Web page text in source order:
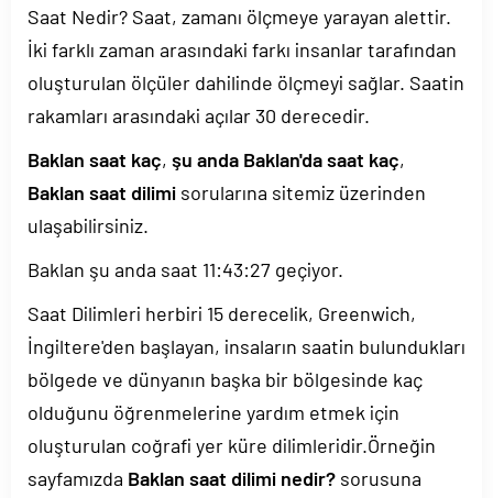
Saat Nedir? Saat, zamanı ölçmeye yarayan alettir.
İki farklı zaman arasındaki farkı insanlar tarafından
oluşturulan ölçüler dahilinde ölçmeyi sağlar. Saatin
rakamları arasındaki açılar 30 derecedir.
Baklan saat kaç, şu anda Baklan'da saat kaç,
Baklan saat dilimi sorularına sitemiz üzerinden
ulaşabilirsiniz.
Baklan şu anda saat 11:43:27 geçiyor.
Saat Dilimleri herbiri 15 derecelik, Greenwich,
İngiltere'den başlayan, insaların saatin bulundukları
bölgede ve dünyanın başka bir bölgesinde kaç
olduğunu öğrenmelerine yardım etmek için
oluşturulan coğrafi yer küre dilimleridir.Örneğin
sayfamızda Baklan saat dilimi nedir? sorusuna